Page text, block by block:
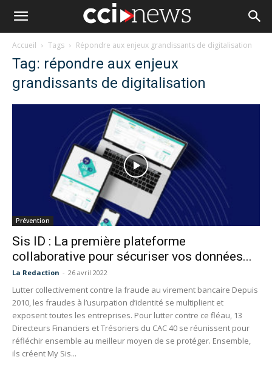
Accueil Tags Répondre aux enjeux grandissants de digitalisation
Tag: répondre aux enjeux
grandissants de digitalisation
Prévention
Sis ID : La première plateforme
collaborative pour sécuriser vos données...
La Redaction - 26 avril 2022
Lutter collectivement contre la fraude au virement bancaire Depuis
2010, les fraudes à l’usurpation d’identité se multiplient et
exposent toutes les entreprises. Pour lutter contre ce fléau, 13
Directeurs Financiers et Trésoriers du CAC 40 se réunissent pour
réfléchir ensemble au meilleur moyen de se protéger. Ensemble,
ils créent My Sis...